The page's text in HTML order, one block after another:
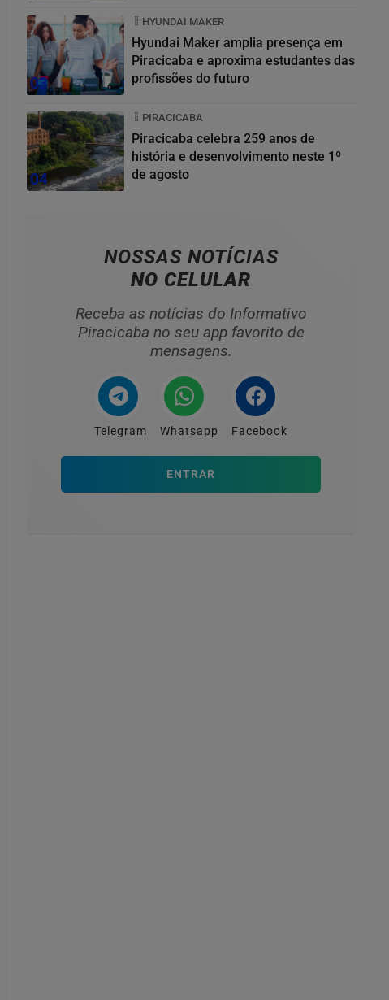
03
HYUNDAI MAKER
Hyundai Maker amplia presença em
Piracicaba e aproxima estudantes das
profissões do futuro
04
PIRACICABA
Piracicaba celebra 259 anos de
história e desenvolvimento neste 1º
de agosto
NOSSAS NOTÍCIAS
NO CELULAR
Receba as notícias do Informativo
Piracicaba no seu app favorito de
mensagens.
Telegram Whatsapp Facebook
ENTRAR